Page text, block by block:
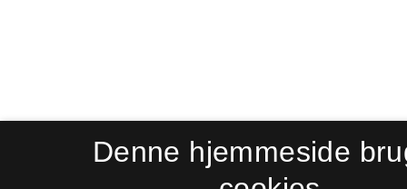
Denne hjemmeside